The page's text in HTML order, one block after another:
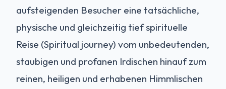
aufsteigenden Besucher eine tatsächliche,
physische und gleichzeitig tief spirituelle
Reise (Spiritual journey) vom unbedeutenden,
staubigen und profanen Irdischen hinauf zum
reinen, heiligen und erhabenen Himmlischen